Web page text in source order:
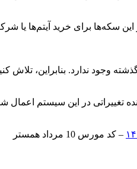
سکه‌ها برای خرید آیتم‌ها یا
ندارد. بنابراین، تلاش
در این سیستم اعمال
– کد مورس 10 مرداد همستر